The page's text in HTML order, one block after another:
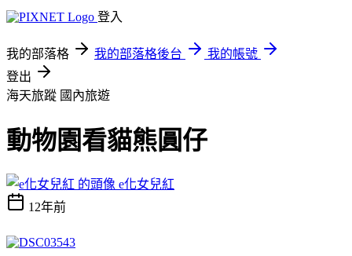
登入
我的部落格 我的部落格後台
我的帳號
登出
海天旅蹤 國內旅遊
動物園看貓熊圓仔
e化女兒紅
12年前